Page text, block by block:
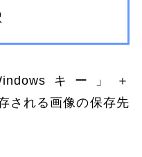
キー」＋
される画像の保存先